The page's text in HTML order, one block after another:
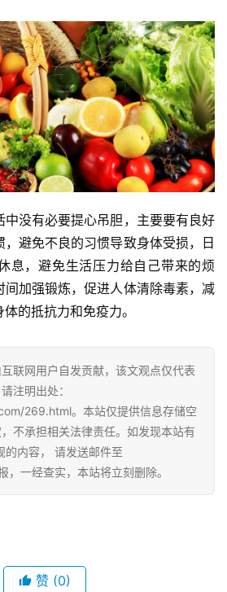
没有必要提心吊胆，主要要有良好
避免不良的习惯导致身体受损，日
息，避免生活压力给自己带来的烦
加强锻炼，促进人体清除毒素，减
的抵抗力和免疫力。
联网用户自发贡献，该文观点仅代表
注明出处：
269.html。本站仅提供信息存储空
不承担相关法律责任。如发现本站有
的内容， 请发送邮件至
一经查实，本站将立刻删除。
赞 (0)